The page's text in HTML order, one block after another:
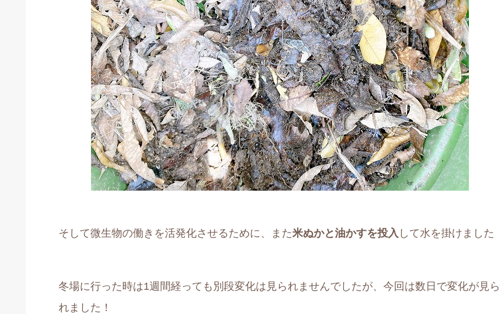
そして微生物の働きを活発化させるために、また米ぬかと油かすを投入 して水を掛けました
冬場に行った時は1週間経っても別段変化は見られませんでしたが、今回は数日で変化が見ら
れました！